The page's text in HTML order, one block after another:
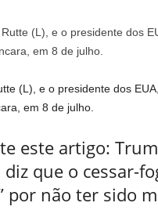
(L), e o presidente dos
em 8 de julho.
este artigo:
que o cessar-
por não ter sido